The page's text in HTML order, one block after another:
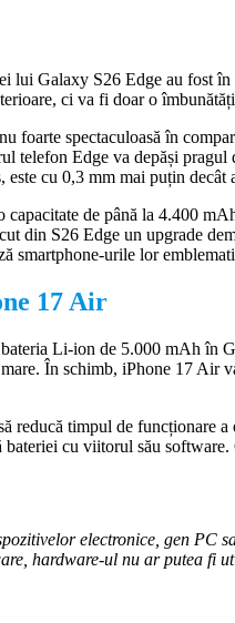
lui Galaxy S26 Edge au fost
ci va fi doar o
foarte spectaculoasă în
telefon Edge va depăși
cu 0,3 mm mai puțin
de până la 4.400
din S26 Edge un upgrade
smartphone-urile lor
17 Air
Li-ion de 5.000 mAh în
În schimb, iPhone 17
reducă timpul de funcționare
cu viitorul său
electronice, gen PC
hardware-ul nu ar putea fi